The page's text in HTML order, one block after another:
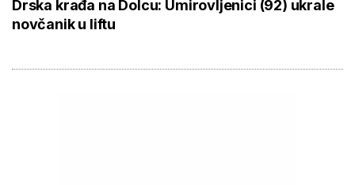
Drska krađa na Dolcu: Umirovljenici (92) ukrale
novčanik u liftu